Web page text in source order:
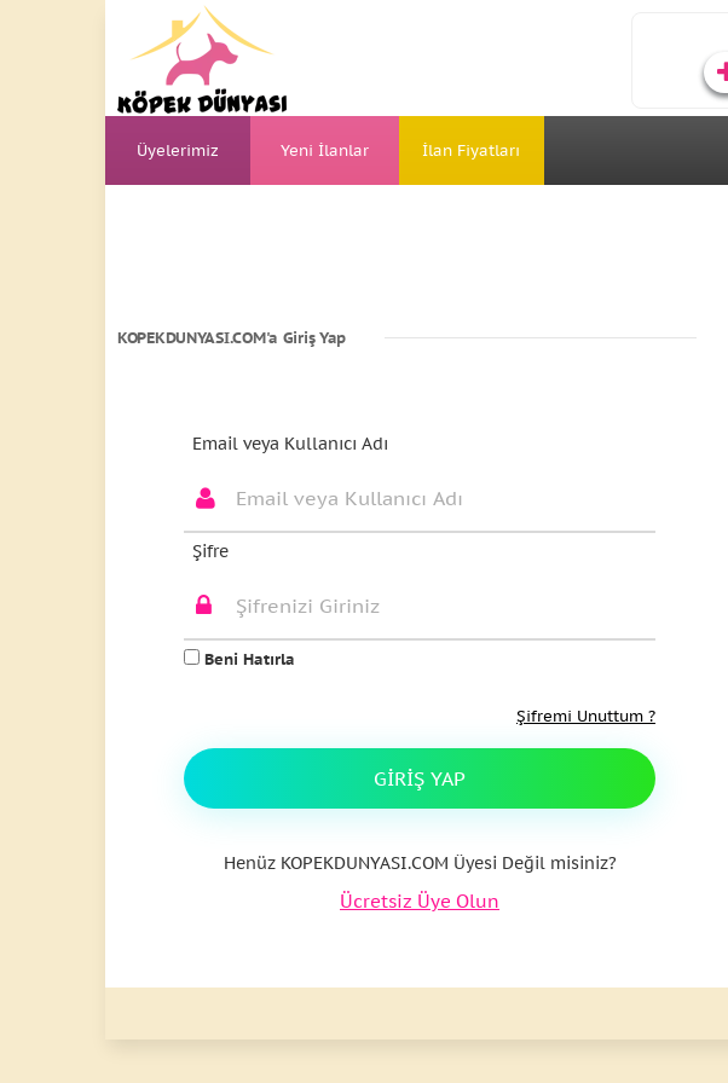
Üyelerimiz Yeni İlanlar İlan Fiyatları
KOPEKDUNYASI.COM'a Giriş Yap
Email veya Kullanıcı Adı
Şifre
Beni Hatırla
Şifremi Unuttum ?
GIRIŞ YAP
Henüz KOPEKDUNYASI.COM Üyesi Değil misiniz?
Ücretsiz Üye Olun